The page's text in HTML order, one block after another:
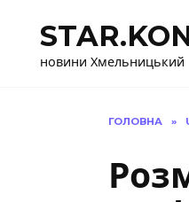
вмісту
новини Хмельницький
ГОЛОВНА »